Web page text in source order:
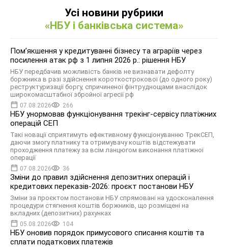
Усі новини рубрики
«НБУ і банківська система»
Помʼякшення у кредитуванні бізнесу та аграріїв через
посилення атак рф з 1 липня 2026 р.: рішення НБУ
НБУ передбачив можливість банків не визнавати дефолту
боржника в разі здійснення короткострокової (до одного року)
реструктуризації боргу, спричиненої фінтруднощами внаслідок
широкомасштабної збройної агресії рф
07.08.2026 266
НБУ унормовав функціонування трекінг-сервісу платіжних
операцій СЕП
Такі новації сприятимуть ефективному функціонуванню ТрекСЕП,
даючи змогу платнику та отримувачу коштів відстежувати
проходження платежу за всім ланцюгом виконання платіжної
операції
07.08.2026 36
Зміни до правил здійснення депозитних операцій і
кредитових переказів-2026: проєкт постанови НБУ
Зміни за проєктом постанови НБУ спрямовані на удосконалення
процедури стягнення коштів боржників, що розміщені на
вкладних (депозитних) рахунках
05.08.2026 104
НБУ оновив порядок примусового списання коштів та
сплати податкових платежів